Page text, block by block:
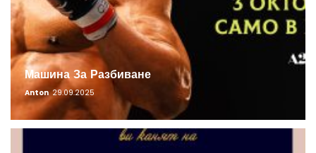
Машина За Разбиване
Anton 29.09.2025